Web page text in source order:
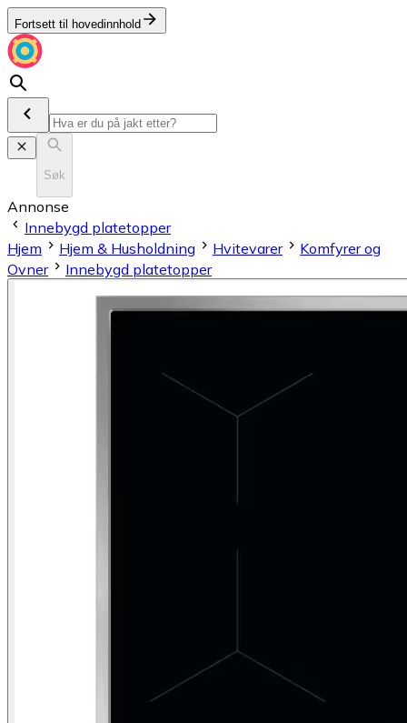
Fortsett til hovedinnhold
Søk
Annonse
Innebygd platetopper
Hjem
Hjem & Husholdning Hvitevarer
Komfyrer og
Ovner
Innebygd platetopper